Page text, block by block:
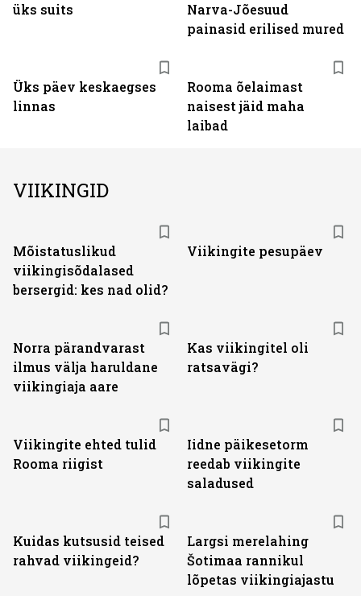
üks suits
Narva-Jõesuud
painasid erilised mured
Üks päev keskaegses
linnas
Rooma õelaimast
naisest jäid maha
laibad
VIIKINGID
Mõistatuslikud
viikingisõdalased
bersergid: kes nad olid?
Viikingite pesupäev
Norra pärandvarast
ilmus välja haruldane
viikingiaja aare
Kas viikingitel oli
ratsavägi?
Viikingite ehted tulid
Rooma riigist
Iidne päikesetorm
reedab viikingite
saladused
Kuidas kutsusid teised
rahvad viikingeid?
Largsi merelahing
Šotimaa rannikul
lõpetas viikingiajastu